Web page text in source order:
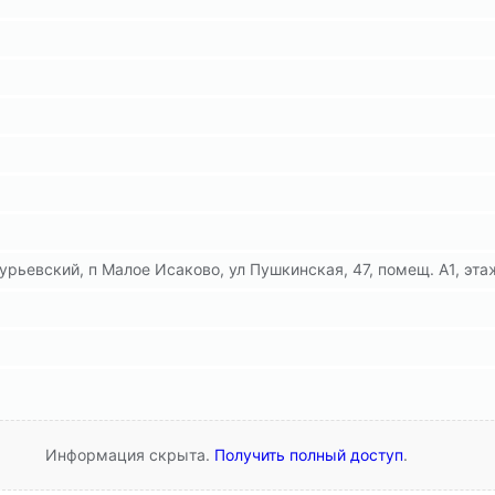
п Малое Исаково, ул Пушкинская, 47, помещ. А1,
Информация скрыта. Получить полный доступ.